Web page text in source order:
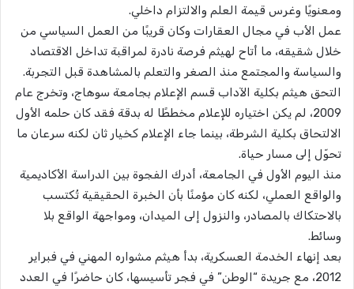
ومعنويًا وغرس قيمة العلم والالتزام داخلي.
عمل الأب في مجال العقارات وكان قريبًا من العمل السياسي من
خلال شقيقه، ما أتاح لهيثم فرصة نادرة لمراقبة تداخل الاقتصاد
والسياسة والمجتمع منذ الصغر والتعلم بالمشاهدة قبل التجربة.
التحق هيثم بكلية الآداب قسم الإعلام بجامعة سوهاج، وتخرج عام
2009، لم يكن اختياره للإعلام مخططًا له بدقة فقد كان حلمه الأول
الالتحاق بكلية الشرطة، بينما جاء الإعلام كخيار ثان لكنه سرعان ما
تحوّل إلى مسار حياة.
منذ اليوم الأول في الجامعة، أدرك الفجوة بين الدراسة الأكاديمية
والواقع العملي، لكنه كان مؤمنًا بأن الخبرة الحقيقية تُكتسب
بالاحتكاك بالمصادر، والنزول إلى الميدان، ومواجهة الواقع بلا
وسائط.
بعد إنهاء الخدمة العسكرية، بدأ هيثم مشواره المهني في فبراير
2012، مع جريدة “الوطن” في فجر تأسيسها، كان حاضرًا في العدد